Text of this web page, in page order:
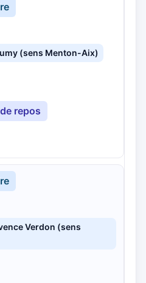
(sens Menton-Aix)
repos
Verdon (sens